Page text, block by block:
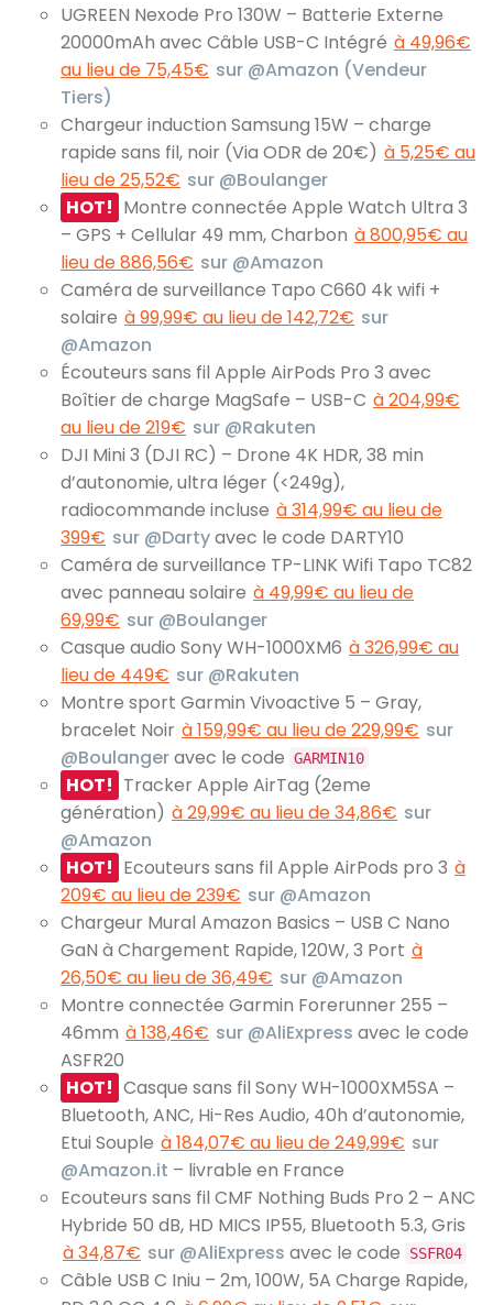
UGREEN Nexode Pro 130W – Batterie Externe
20000mAh avec Câble USB-C Intégré à 49,96€
au lieu de 75,45€ sur @Amazon (Vendeur
Tiers)
Chargeur induction Samsung 15W – charge
rapide sans fil, noir (Via ODR de 20€) à 5,25€ au
lieu de 25,52€ sur @Boulanger
HOT! Montre connectée Apple Watch Ultra 3
– GPS + Cellular 49 mm, Charbon à 800,95€ au
lieu de 886,56€ sur @Amazon
Caméra de surveillance Tapo C660 4k wifi +
solaire à 99,99€ au lieu de 142,72€ sur
@Amazon
Écouteurs sans fil Apple AirPods Pro 3 avec
Boîtier de charge MagSafe – USB-C à 204,99€
au lieu de 219€ sur @Rakuten
DJI Mini 3 (DJI RC) – Drone 4K HDR, 38 min
d’autonomie, ultra léger (<249g),
radiocommande incluse à 314,99€ au lieu de
399€ sur @Dartyavec le code DARTY10
Caméra de surveillance TP-LINK Wifi Tapo TC82
avec panneau solaire à 49,99€ au lieu de
69,99€ sur @Boulanger
Casque audio Sony WH-1000XM6 à 326,99€ au
lieu de 449€ sur @Rakuten
Montre sport Garmin Vivoactive 5 – Gray,
bracelet Noir à 159,99€ au lieu de 229,99€ sur
@Boulangeravec le code GARMIN10
HOT! Tracker Apple AirTag (2eme
génération) à 29,99€ au lieu de 34,86€ sur
@Amazon
HOT! Ecouteurs sans fil Apple AirPods pro 3 à
209€ au lieu de 239€ sur @Amazon
Chargeur Mural Amazon Basics – USB C Nano
GaN à Chargement Rapide, 120W, 3 Port à
26,50€ au lieu de 36,49€ sur @Amazon
Montre connectée Garmin Forerunner 255 –
46mm à 138,46€ sur @AliExpress avec le code
ASFR20
HOT! Casque sans fil Sony WH-1000XM5SA –
Bluetooth, ANC, Hi-Res Audio, 40h d’autonomie,
Etui Souple à 184,07€ au lieu de 249,99€ sur
@Amazon.it – livrable en France
Ecouteurs sans fil CMF Nothing Buds Pro 2 – ANC
Hybride 50 dB, HD MICS IP55, Bluetooth 5.3, Gris
à 34,87€ sur @AliExpress avec le code SSFR04
Câble USB C Iniu – 2m, 100W, 5A Charge Rapide,